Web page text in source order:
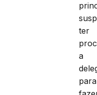
ter
a
para